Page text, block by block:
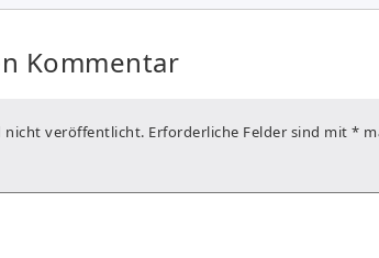
Kommentar
nicht veröffentlicht. Erforderliche Felder sind mit *